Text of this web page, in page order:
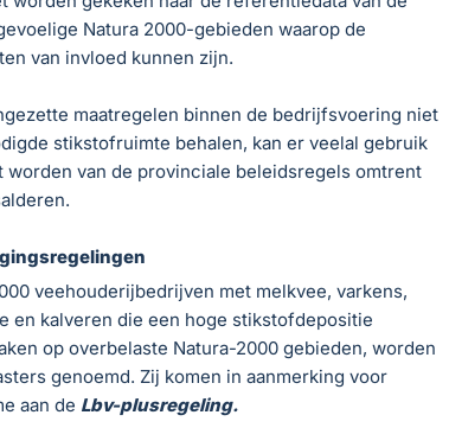
Natura 2000-gebieden waarop de
van invloed kunnen zijn.
maatregelen binnen de bedrijfsvoering niet
stikstofruimte behalen, kan er veelal gebruik
worden van de provinciale beleidsregels omtrent
veehouderijbedrijven met melkvee, varkens,
en kalveren die een hoge stikstofdepositie
op overbelaste Natura-2000 gebieden, worden
genoemd. Zij komen in aanmerking voor
aan de Lbv-plusregeling.